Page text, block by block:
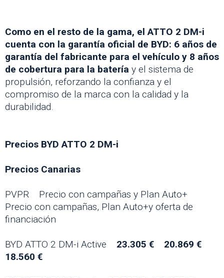
Como en el resto de la gama, el ATTO 2 DM-i
cuenta con la garantía oficial de BYD: 6 años de
garantía del fabricante para el vehículo y 8 años
de cobertura para la batería y el sistema de
propulsión, reforzando la confianza y el
compromiso de la marca con la calidad y la
durabilidad.
Precios BYD ATTO 2 DM-i
Precios Canarias
PVPR Precio con campañas y Plan Auto+
Precio con campañas, Plan Auto+y oferta de
financiación
BYD ATTO 2 DM-i Active
23.305 € 20.869 €
18.560 €